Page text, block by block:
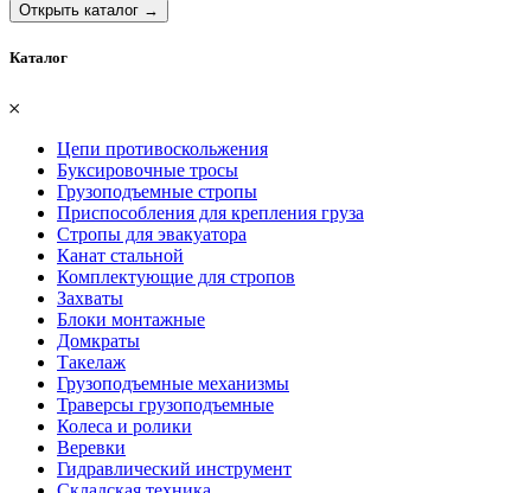
Открыть каталог →
Каталог
𐄂
Цепи противоскольжения
Буксировочные тросы
Грузоподъемные стропы
Приспособления для крепления груза
Стропы для эвакуатора
Канат стальной
Комплектующие для стропов
Захваты
Блоки монтажные
Домкраты
Такелаж
Грузоподъемные механизмы
Траверсы грузоподъемные
Колеса и ролики
Веревки
Гидравлический инструмент